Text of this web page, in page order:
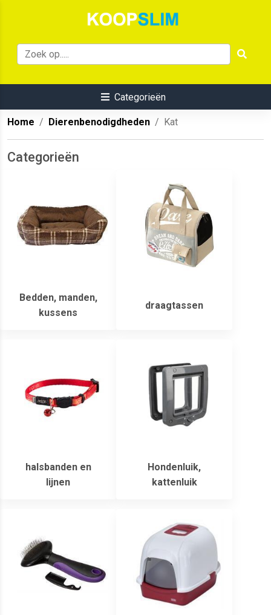
Categorieën
Home Dierenbenodigdheden Kat
Categorieën
Bedden, manden,
kussens
draagtassen
halsbanden en
lijnen
Hondenluik,
kattenluik